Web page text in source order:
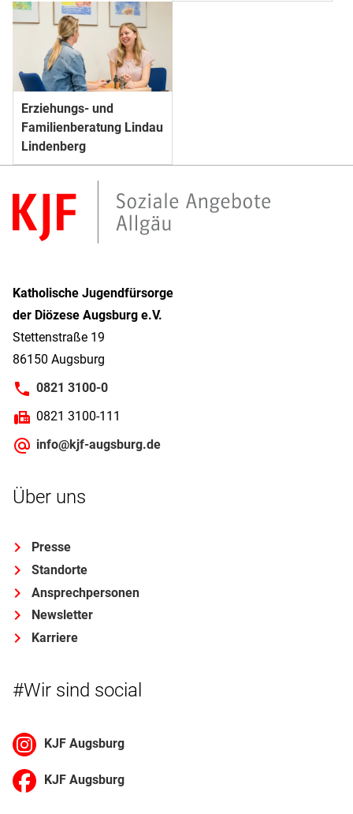
Erziehungs- und
Familienberatung Lindau
Lindenberg
Katholische Jugendfürsorge
der Diözese Augsburg e.V.
Stettenstraße 19
86150 Augsburg
0821 3100-0
0821 3100-111
info@kjf-augsburg.de
Über uns
Presse
Standorte
Ansprechpersonen
Newsletter
Karriere
#Wir sind social
KJF Augsburg
KJF Augsburg